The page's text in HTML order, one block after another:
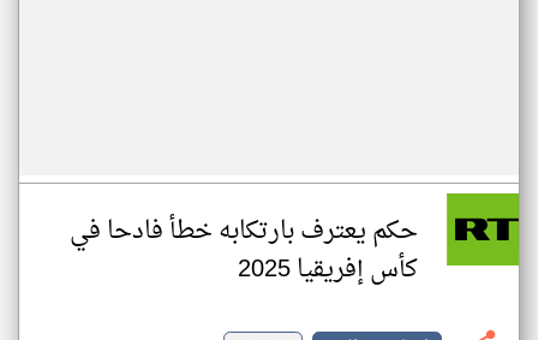
حكم يعترف بارتكابه خطأ فادحا في
كأس إفريقيا 2025